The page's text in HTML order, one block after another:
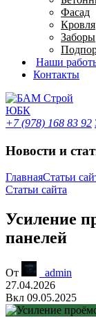
Фасад
Кровля
Заборы
Наши
Контакты
+7 (978) 168 83 92
Новости и
ГлавнаяСтатьи
Статьи сайта
Усиление
панелей
От
_admin
27.04.2026
Вкл 09.05.2025